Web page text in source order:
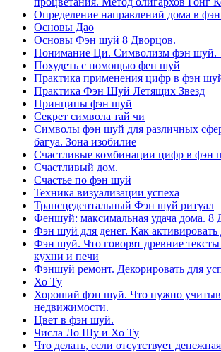
Определение направлений дома в
Основы Дао
Основы Фэн шуй 8 Дворцов.
Понимание Ци. Символизм фэн шуй.
Похудеть с помощью фен шуй
Практика применения цифр в фэн
Практика Фэн Шуй Летящих Звезд
Принципы фэн шуй
Секрет символа тай чи
Символы фэн шуй для различных
багуа. Зона изобилие
Счастливые комбинации цифр в фэн
Счастливый дом.
Счастье по фэн шуй
Техника визуализации успеха
Трансцедентальный Фэн шуй ритуал
Феншуй: максимальная удача дома. 8
Фэн шуй для денег. Как
Фэн шуй. Что говорят древние
кухни и печи
Фэншуй ремонт. Декорировать для
Хо Ту
Хороший фэн шуй. Что нужно
недвижимости.
Цвет в фэн шуй.
Числа Ло Шу и Хо Ту
Что делать, если отсутствует